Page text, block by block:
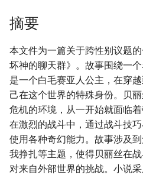
摘要
本文件为一篇关于跨性别议题
坏神的聊天群》。故事围绕一
是一个白毛赛亚人公主，在穿
己在这个世界的特殊身份。贝
危机的环境，从一开始就面临
在激烈的战斗中，通过战斗技
使用各种奇幻能力。故事涉及
我挣扎等主题，使得贝丽丝在
对来自外部世界的挑战。小说